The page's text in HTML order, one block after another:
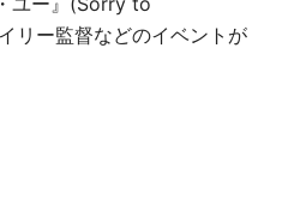
リー監督などのイベントが